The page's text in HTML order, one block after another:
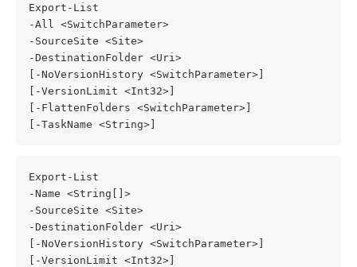
Export-List
-All <SwitchParameter>
-SourceSite <Site>
-DestinationFolder <Uri>
[-NoVersionHistory <SwitchParameter>]
[-VersionLimit <Int32>]
[-FlattenFolders <SwitchParameter>]
[-TaskName <String>]
Export-List
-Name <String[]>
-SourceSite <Site>
-DestinationFolder <Uri>
[-NoVersionHistory <SwitchParameter>]
[-VersionLimit <Int32>]